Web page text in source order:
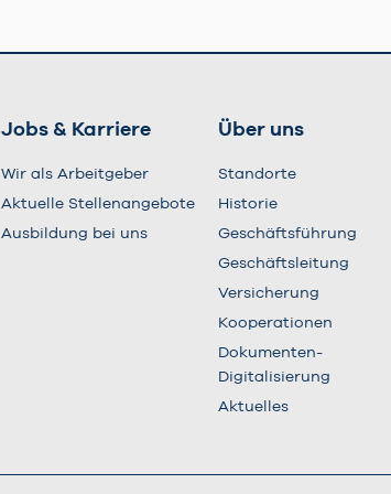
Jobs & Karriere
Wir als Arbeitgeber
Aktuelle Stellenangebote
Ausbildung bei uns
Über uns
Standorte
Historie
Geschäftsführung
Geschäftsleitung
Versicherung
Kooperationen
Dokumenten-
Digitalisierung
Aktuelles